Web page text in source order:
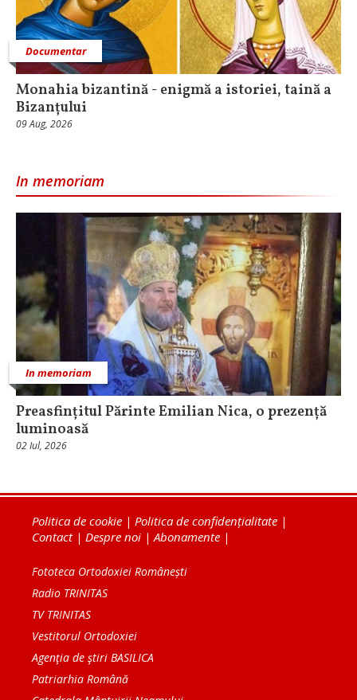
Documentar
Monahia bizantină - enigmă a istoriei, taină a
Bizanțului
09 Aug, 2026
In memoriam
In memoriam
Preasfințitul Părinte Emilian Nica, o prezență
luminoasă
02 Iul, 2026
Politica de cookie | Politica de confidențialitate |
Contact| Despre noi | Abonamente |
Fototeca Ortodoxiei Românești
Radio TRINITAS
TV TRINITAS
Vestitorul Ortodoxiei
Agenţia de ştiri BASILICA
Patriarhia Română